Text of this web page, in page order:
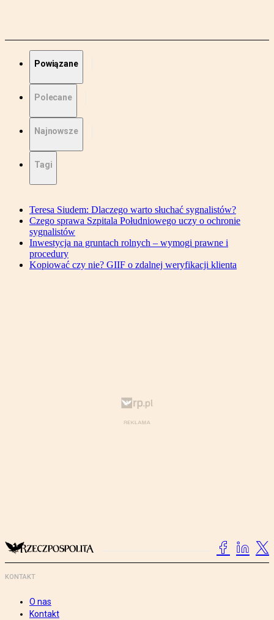
Powiązane
Polecane
Najnowsze
Tagi
Teresa Siudem: Dlaczego warto słuchać sygnalistów?
Czego sprawa Szpitala Południowego uczy o ochronie
sygnalistów
Inwestycja na gruntach rolnych – wymogi prawne i
procedury
Kopiować czy nie? GIIF o zdalnej weryfikacji klienta
KONTAKT
O nas
Kontakt